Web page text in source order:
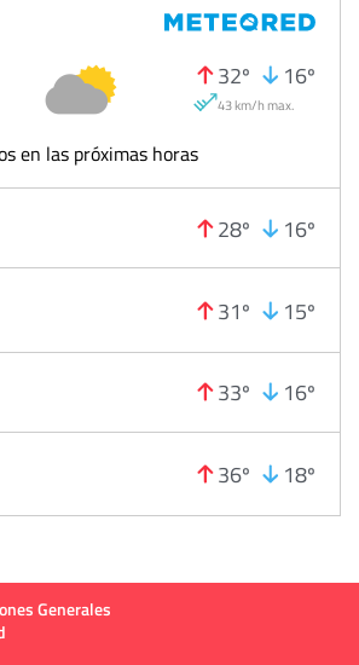
32º 16º
43 km/h max.
en las próximas horas
28º 16º
31º 15º
33º 16º
36º 18º
Generales